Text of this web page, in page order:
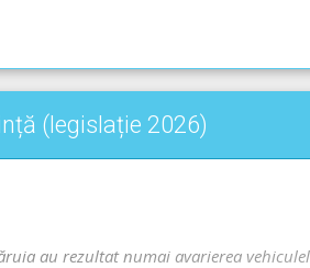
în caz de accident
(legislație 2026)
au rezultat numai avarierea